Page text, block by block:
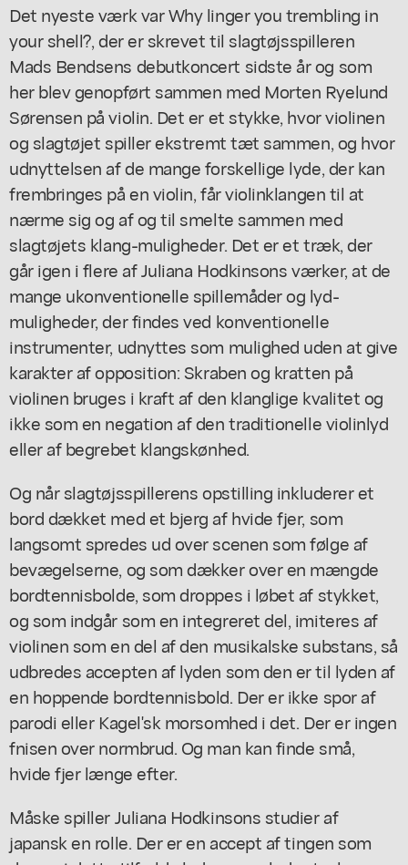
Det nyeste værk var Why linger you trembling in
your shell?, der er skrevet til slagtøjsspilleren
Mads Bendsens debutkoncert sidste år og som
her blev genopført sammen med Morten Ryelund
Sørensen på violin. Det er et stykke, hvor violinen
og slagtøjet spiller ekstremt tæt sammen, og hvor
udnyttelsen af de mange forskellige lyde, der kan
frembringes på en violin, får violinklangen til at
nærme sig og af og til smelte sammen med
slagtøjets klang-muligheder. Det er et træk, der
går igen i flere af Juliana Hodkinsons værker, at de
mange ukonventionelle spillemåder og lyd-
muligheder, der findes ved konventionelle
instrumenter, udnyttes som mulighed uden at give
karakter af opposition: Skraben og kratten på
violinen bruges i kraft af den klanglige kvalitet og
ikke som en negation af den traditionelle violinlyd
eller af begrebet klangskønhed.
Og når slagtøjsspillerens opstilling inkluderer et
bord dækket med et bjerg af hvide fjer, som
langsomt spredes ud over scenen som følge af
bevægelserne, og som dækker over en mængde
bordtennisbolde, som droppes i løbet af stykket,
og som indgår som en integreret del, imiteres af
violinen som en del af den musikalske substans, så
udbredes accepten af lyden som den er til lyden af
en hoppende bordtennisbold. Der er ikke spor af
parodi eller Kagel'sk morsomhed i det. Der er ingen
fnisen over normbrud. Og man kan finde små,
hvide fjer længe efter.
Måske spiller Juliana Hodkinsons studier af
japansk en rolle. Der er en accept af tingen som